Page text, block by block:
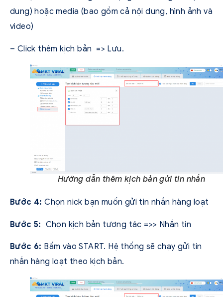
dung) hoặc media (bao gồm cả nội dung, hình ảnh và
video)
– Click thêm kịch bản => Lưu.
Hướng dẫn thêm kịch bản gửi tin nhắn
Bước 4: Chọn nick bạn muốn gửi tin nhắn hàng loạt
Bước 5: Chọn kịch bản tương tác =>> Nhắn tin
Bước 6: Bấm vào START. Hệ thống sẽ chạy gửi tin
nhắn hàng loạt theo kịch bản.